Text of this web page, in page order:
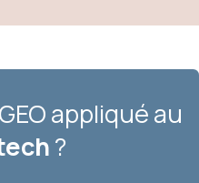
appliqué au
?